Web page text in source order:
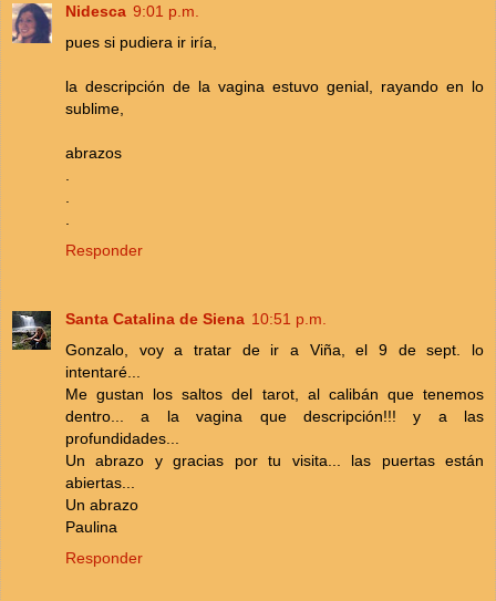
Nidesca 9:01 p.m.
pues si pudiera ir iría,
la descripción de la vagina estuvo genial, rayando en lo
sublime,
abrazos
Responder
Santa Catalina de Siena 10:51 p.m.
Gonzalo, voy a tratar de ir a Viña, el 9 de sept. lo
intentaré...
Me gustan los saltos del tarot, al calibán que tenemos
dentro... a la vagina que descripción!!! y a las
profundidades...
Un abrazo y gracias por tu visita... las puertas están
abiertas...
Un abrazo
Paulina
Responder